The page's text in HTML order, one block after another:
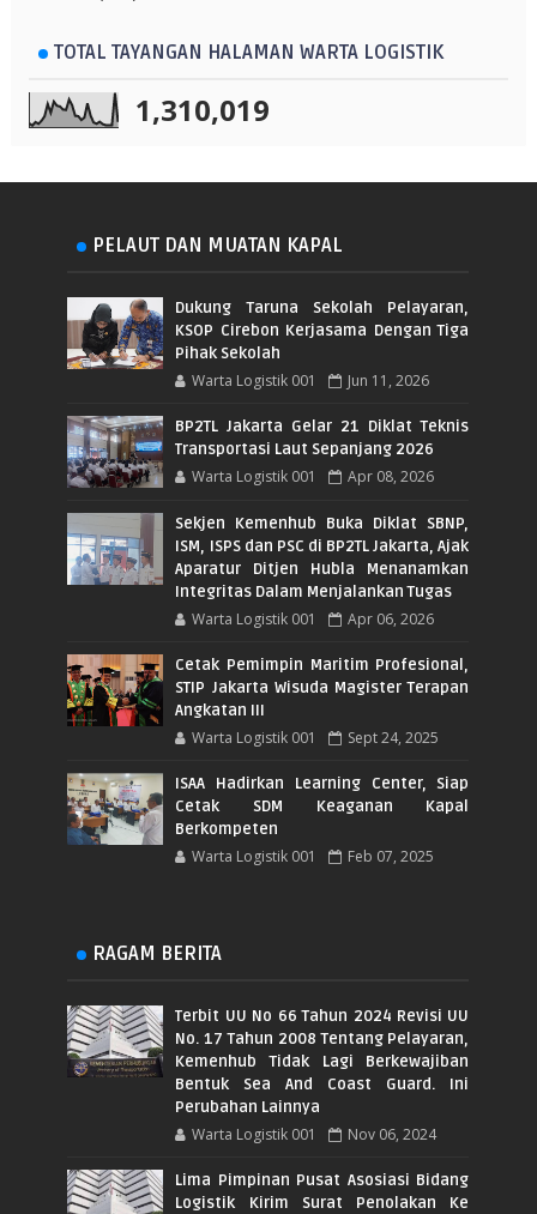
TOTAL TAYANGAN HALAMAN WARTA LOGISTIK
1,310,019
PELAUT DAN MUATAN KAPAL
Dukung Taruna Sekolah Pelayaran,
KSOP Cirebon Kerjasama Dengan Tiga
Pihak Sekolah
Warta Logistik 001 Jun 11, 2026
BP2TL Jakarta Gelar 21 Diklat Teknis
Transportasi Laut Sepanjang 2026
Warta Logistik 001 Apr 08, 2026
Sekjen Kemenhub Buka Diklat SBNP,
ISM, ISPS dan PSC di BP2TL Jakarta, Ajak
Aparatur Ditjen Hubla Menanamkan
Integritas Dalam Menjalankan Tugas
Warta Logistik 001 Apr 06, 2026
Cetak Pemimpin Maritim Profesional,
STIP Jakarta Wisuda Magister Terapan
Angkatan III
Warta Logistik 001 Sept 24, 2025
ISAA Hadirkan Learning Center, Siap
Cetak SDM Keaganan Kapal
Berkompeten
Warta Logistik 001 Feb 07, 2025
RAGAM BERITA
Terbit UU No 66 Tahun 2024 Revisi UU
No. 17 Tahun 2008 Tentang Pelayaran,
Kemenhub Tidak Lagi Berkewajiban
Bentuk Sea And Coast Guard. Ini
Perubahan Lainnya
Warta Logistik 001 Nov 06, 2024
Lima Pimpinan Pusat Asosiasi Bidang
Logistik Kirim Surat Penolakan Ke